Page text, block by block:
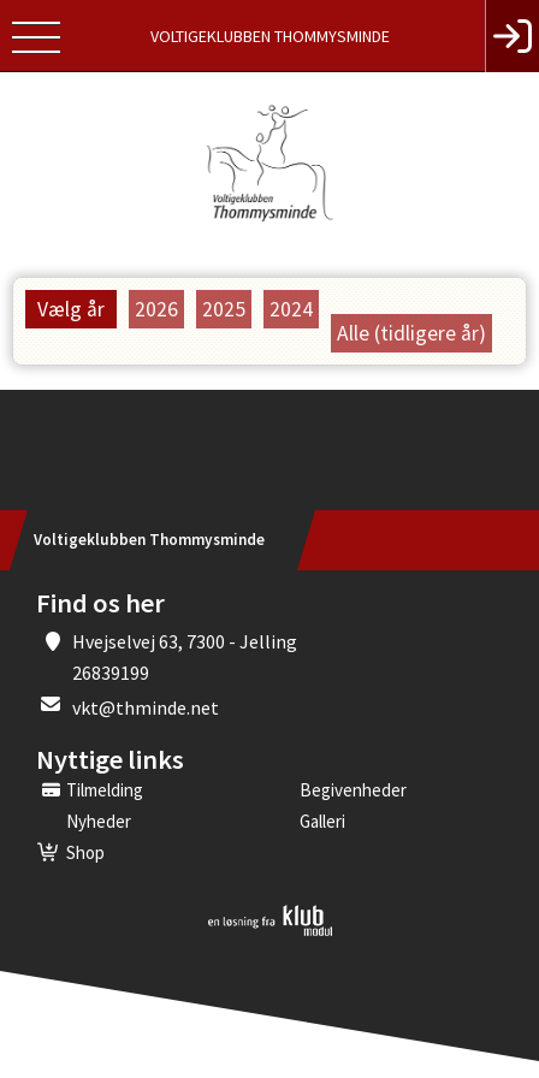
VOLTIGEKLUBBEN THOMMYSMINDE
Vælg år 2026 2025
2024
Alle (tidligere år)
Voltigeklubben Thommysminde
Find os her
Hvejselvej 63, 7300 - Jelling
26839199
vkt@thminde.net
Nyttige links
Tilmelding
Begivenheder
Nyheder
Galleri
Shop